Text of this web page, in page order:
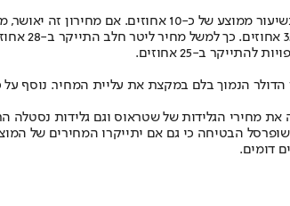
יתייקרו ב-1 בינואר 2023.
הינו גלידות בן אנד ג'ריס שהוזלו מ-19.9 שקלים ל-17.5 שקלים.
דומים.